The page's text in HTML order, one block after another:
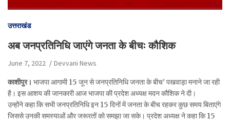
उत्तराखंड
अब जनप्रतिनिधि जाएंगे जनता के बीचः कौशिक
June 7, 2022 Devvani News
काशीपुर। भाजपा आगामी 15 जून से जनप्रतिनिधि जनता के बीच’ पखवाड़ा मनाने जा रही
है। इस आशय की जानकारी आज भाजपा की प्रदेश अध्यक्ष मदन कौशिक ने दी।
उन्होंने कहा कि सभी जनप्रतिनिधि इन 15 दिनों में जनता के बीच रहकर कुछ समय बिताएंगे
जिससे उनकी समस्याओं और जरूरतों को समझा जा सके। प्रदेश अध्यक्ष ने कहा कि 15